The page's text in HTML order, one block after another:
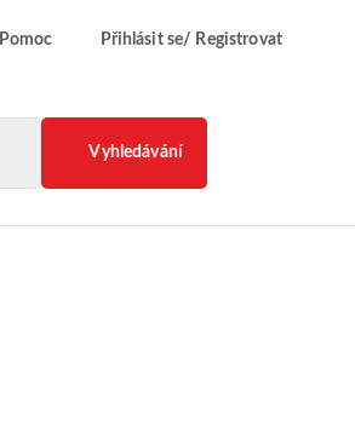
Pomoc Přihlásit se/ Registrovat
Vyhledávání